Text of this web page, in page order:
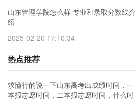
山东管理学院怎么样 专业和录取分数线介
绍
2025-02-20 17:10:34
热点推荐
求懂行的说一下山东高考出成绩时间，一
本报志愿时间，二本报志愿时间，什么时